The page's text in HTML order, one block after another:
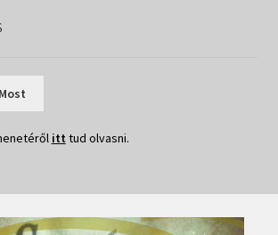
itt tud olvasni.